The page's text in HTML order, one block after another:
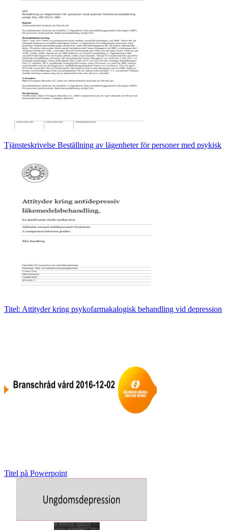
Tjänsteskrivelse Beställning av lägenheter för personer med psykisk
Titel: Attityder kring psykofarmakalogisk behandling vid depression
Titel på Powerpoint